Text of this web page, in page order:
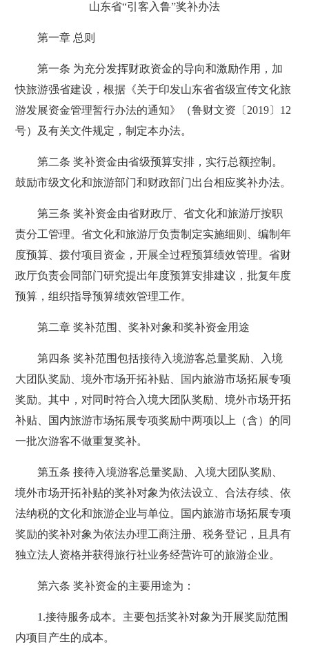
山东省“引客入鲁”奖补办法
第一章 总则
第一条 为充分发挥财政资金的导向和激励作用，加
快旅游强省建设，根据《关于印发山东省省级宣传文化旅
游发展资金管理暂行办法的通知》（鲁财文资〔2019〕12
号）及有关文件规定，制定本办法。
第二条 奖补资金由省级预算安排，实行总额控制。
鼓励市级文化和旅游部门和财政部门出台相应奖补办法。
第三条 奖补资金由省财政厅、省文化和旅游厅按职
责分工管理。省文化和旅游厅负责制定实施细则、编制年
度预算、拨付项目资金，开展全过程预算绩效管理。省财
政厅负责会同部门研究提出年度预算安排建议，批复年度
预算，组织指导预算绩效管理工作。
第二章 奖补范围、奖补对象和奖补资金用途
第四条 奖补范围包括接待入境游客总量奖励、入境
大团队奖励、境外市场开拓补贴、国内旅游市场拓展专项
奖励。其中，对同时符合入境大团队奖励、境外市场开拓
补贴、国内旅游市场拓展专项奖励中两项以上（含）的同
一批次游客不做重复奖补。
第五条 接待入境游客总量奖励、入境大团队奖励、
境外市场开拓补贴的奖补对象为依法设立、合法存续、依
法纳税的文化和旅游企业与单位。国内旅游市场拓展专项
奖励的奖补对象为依法办理工商注册、税务登记，且具有
独立法人资格并获得旅行社业务经营许可的旅游企业。
第六条 奖补资金的主要用途为：
1.接待服务成本。主要包括奖补对象为开展奖励范围
内项目产生的成本。